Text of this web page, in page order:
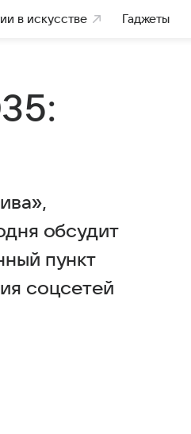
в искусстве Гаджеты
обсудит
пункт
соцсетей